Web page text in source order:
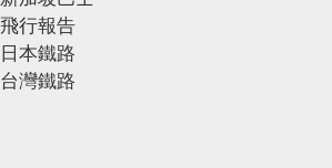
飛行報告
日本鐵路
台灣鐵路